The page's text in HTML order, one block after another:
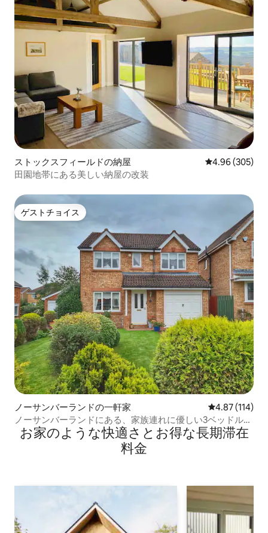
ストックスフィールドの納屋 レビュー305
4.96 (305)
田園地帯にある美しい納屋の改装
ゲストチョイス
ゲストチョイス
ノーサンバーランドの一軒家 レビュー114
4.87 (114)
ノーサンバーランドにある、家族連れに優しい3ベッドルー
ムの家
お家のような快⁠適⁠さ⁠とお⁠得⁠な長⁠期⁠滞⁠在
料⁠金